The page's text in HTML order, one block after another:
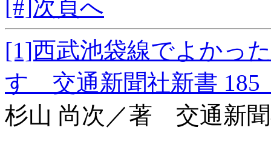
[#]次頁へ
[1]西武池袋線でよか
す 交通新聞社新書
杉山 尚次／著 交通新